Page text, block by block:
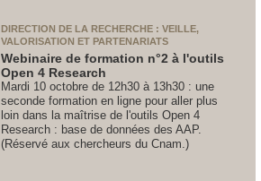
DIRECTION DE LA RECHERCHE : VEILLE,
VALORISATION ET PARTENARIATS
Webinaire de formation n°2 à l'outils
Open 4 Research
Mardi 10 octobre de 12h30 à 13h30 : une
seconde formation en ligne pour aller plus
loin dans la maîtrise de l'outils Open 4
Research : base de données des AAP.
(Réservé aux chercheurs du Cnam.)